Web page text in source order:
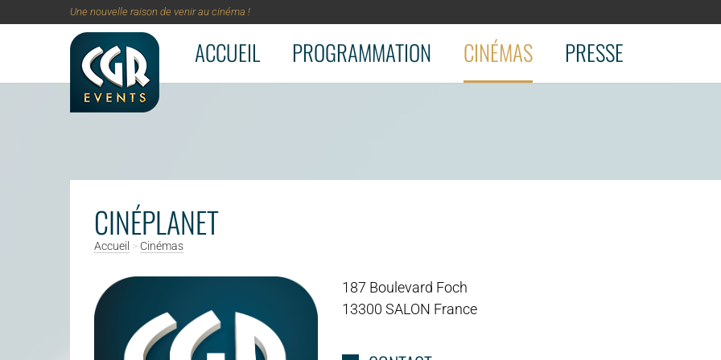
Aller au contenu principal
Une nouvelle raison de venir au cinéma !
ACCUEIL PROGRAMMATION CINÉMAS PRESSE
CINÉPLANET
Accueil > Cinémas
187 Boulevard Foch
13300 SALON France